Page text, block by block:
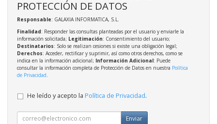
PROTECCIÓN DE DATOS
Responsable: GALAXIA INFORMATICA, S.L.
Finalidad: Responder las consultas planteadas por el usuario y enviarle la
información solicitada; Legitimación: Consentimiento del usuario;
Destinatarios: Solo se realizan cesiones si existe una obligación legal;
Derechos: Acceder, rectificar y suprimir, así como otros derechos, como se
indica en la información adicional; Información Adicional: Puede
consultar la información completa de Protección de Datos en nuestra Política
de Privacidad.
He leído y acepto la Política de Privacidad.
Enviar